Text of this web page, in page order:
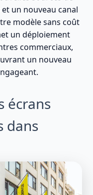
un nouveau canal
modèle sans coût
un déploiement
commerciaux,
un nouveau
écrans
dans